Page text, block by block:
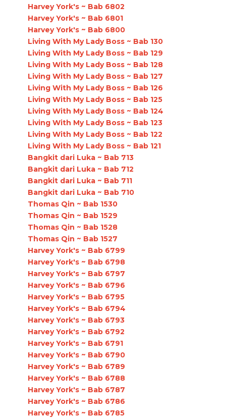
Harvey York's ~ Bab 6802
Harvey York's ~ Bab 6801
Harvey York's ~ Bab 6800
Living With My Lady Boss ~ Bab 130
Living With My Lady Boss ~ Bab 129
Living With My Lady Boss ~ Bab 128
Living With My Lady Boss ~ Bab 127
Living With My Lady Boss ~ Bab 126
Living With My Lady Boss ~ Bab 125
Living With My Lady Boss ~ Bab 124
Living With My Lady Boss ~ Bab 123
Living With My Lady Boss ~ Bab 122
Living With My Lady Boss ~ Bab 121
Bangkit dari Luka ~ Bab 713
Bangkit dari Luka ~ Bab 712
Bangkit dari Luka ~ Bab 711
Bangkit dari Luka ~ Bab 710
Thomas Qin ~ Bab 1530
Thomas Qin ~ Bab 1529
Thomas Qin ~ Bab 1528
Thomas Qin ~ Bab 1527
Harvey York's ~ Bab 6799
Harvey York's ~ Bab 6798
Harvey York's ~ Bab 6797
Harvey York's ~ Bab 6796
Harvey York's ~ Bab 6795
Harvey York's ~ Bab 6794
Harvey York's ~ Bab 6793
Harvey York's ~ Bab 6792
Harvey York's ~ Bab 6791
Harvey York's ~ Bab 6790
Harvey York's ~ Bab 6789
Harvey York's ~ Bab 6788
Harvey York's ~ Bab 6787
Harvey York's ~ Bab 6786
Harvey York's ~ Bab 6785